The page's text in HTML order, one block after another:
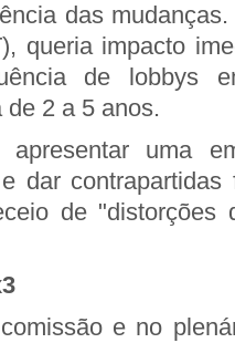
das
queria impacto
de lobbys
2 a 5 anos.
uma
dar contrapartidas
de "distorções
e no